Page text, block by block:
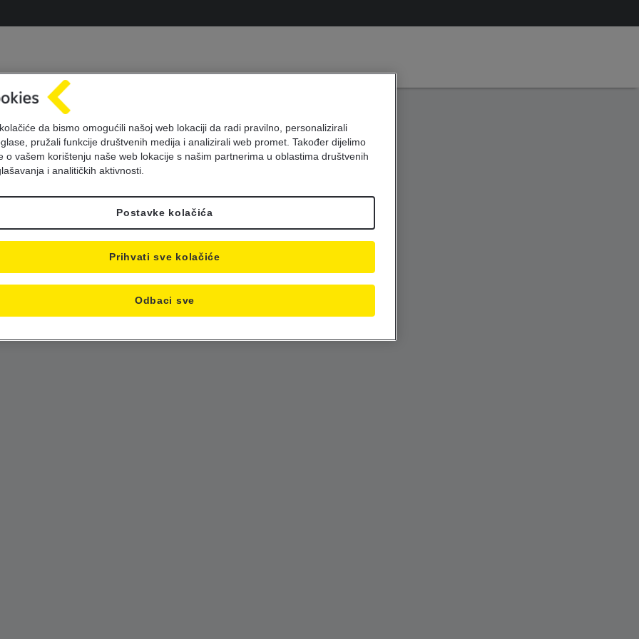
da bismo omogućili našoj web lokaciji da radi pravilno, personalizirali
pružali funkcije društvenih medija i analizirali web promet. Također dijelimo
o vašem korištenju naše web lokacije s našim partnerima u oblastima društvenih
i analitičkih aktivnosti.
Postavke kolačića
Odbaci sve
Prihvati sve kolačiće